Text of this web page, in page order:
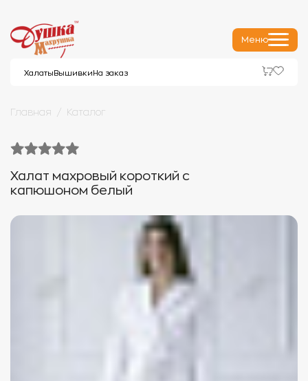
Меню
Халаты Вышивки На заказ
Главная Каталог
Халат махровый короткий с
капюшоном белый